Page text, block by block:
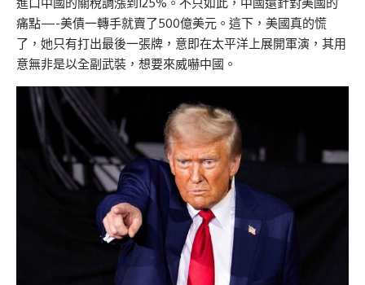
痛點—-美債一轉手就賣了500億美元。這下，美國真的慌
了，她只有打出最後一張牌，意即在太平洋上展開軍演，其用
意無非是以全副武裝，想要來威嚇中國。